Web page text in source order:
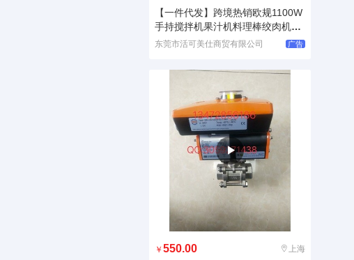
【一件代发】跨境热销欧规1100W
手持搅拌机果汁机料理棒绞肉机ha
n
东莞市活可美仕商贸有限公司 广告
￥ 550.00 上海